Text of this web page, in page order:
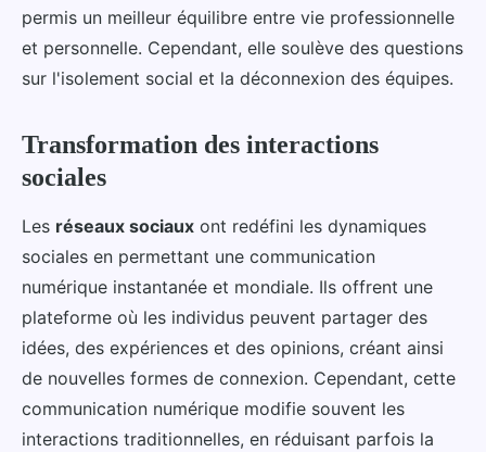
permis un meilleur équilibre entre vie professionnelle
et personnelle. Cependant, elle soulève des questions
sur l'isolement social et la déconnexion des équipes.
Transformation des interactions
sociales
Les réseaux sociaux ont redéfini les dynamiques
sociales en permettant une communication
numérique instantanée et mondiale. Ils offrent une
plateforme où les individus peuvent partager des
idées, des expériences et des opinions, créant ainsi
de nouvelles formes de connexion. Cependant, cette
communication numérique modifie souvent les
interactions traditionnelles, en réduisant parfois la